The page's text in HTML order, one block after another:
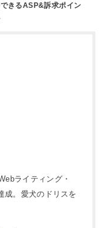
できるASP&訴求ポイン
ライティング・
成。愛犬のドリスを